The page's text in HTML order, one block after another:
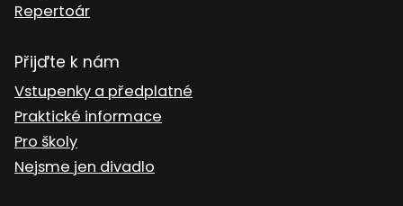
Repertoár
Přijďte k nám
Vstupenky a předplatné
Praktické informace
Pro školy
Nejsme jen divadlo